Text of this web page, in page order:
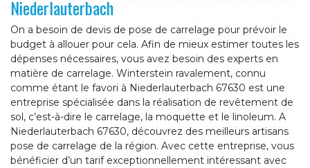
Niederlauterbach
On a besoin de devis de pose de carrelage pour prévoir le
budget à allouer pour cela. Afin de mieux estimer toutes les
dépenses nécessaires, vous avez besoin des experts en
matière de carrelage. Winterstein ravalement, connu
comme étant le favori à Niederlauterbach 67630 est une
entreprise spécialisée dans la réalisation de revêtement de
sol, c’est-à-dire le carrelage, la moquette et le linoleum. A
Niederlauterbach 67630, découvrez des meilleurs artisans
pose de carrelage de la région. Avec cette entreprise, vous
bénéficier d’un tarif exceptionnellement intéressant avec